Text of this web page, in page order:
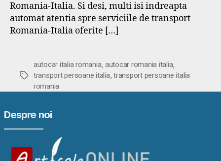
Romania-Italia. Si desi, multi isi indreapta
automat atentia spre serviciile de transport
Romania-Italia oferite […]
Etichete
autocar italia romania, autocar romania italia,
transport persoane italia,transport persoane italia
romania
Despre noi